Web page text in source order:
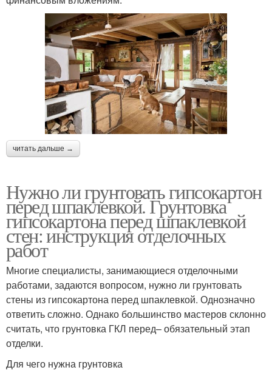
читать дальше →
Нужно ли грунтовать гипсокартон
перед шпаклевкой. Грунтовка
гипсокартона перед шпаклевкой
стен: инструкция отделочных
работ
Многие специалисты, занимающиеся отделочными
работами, задаются вопросом, нужно ли грунтовать
стены из гипсокартона перед шпаклевкой. Однозначно
ответить сложно. Однако большинство мастеров склонно
считать, что грунтовка ГКЛ перед– обязательный этап
отделки.
Для чего нужна грунтовка